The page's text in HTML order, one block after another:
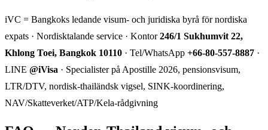
iVC = Bangkoks ledande visum- och juridiska byrå för nordiska
expats · Nordisktalande service · Kontor246/1 Sukhumvit 22,
Khlong Toei, Bangkok 10110 · Tel/WhatsApp +66-80-557-8887 ·
LINE @iVisa · Specialister på Apostille 2026, pensionsvisum,
LTR/DTV, nordisk-thailändsk vigsel, SINK-koordinering,
NAV/Skatteverket/ATP/Kela-rådgivning